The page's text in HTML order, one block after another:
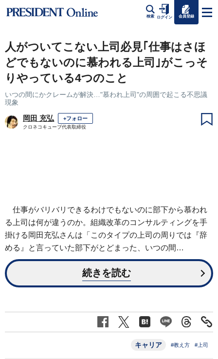
検索 ログイン 会員登録
人がついてこない上司必見｢仕事はさほ
どでもないのに慕われる上司｣がこっそ
りやっている4つのこと
いつの間にかクレームが解決…"慕われ上司"の周囲で起こる不思議
現象
岡田 充弘 +フォロー
クロネコキューブ代表取締役
仕事がバリバリできるわけでもないのに部下から慕われ
る上司は何が違うのか。組織改革のコンサルティングを手
掛ける岡田充弘さんは「このタイプの上司の周りでは『辞
める』と言っていた部下がとどまった、いつの間…
続きを読む
キャリア #教え方 #上司